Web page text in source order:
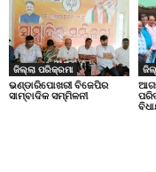
ଜିଲ୍ଲା ପରିକ୍ରମା
ଭଣ୍ଡାରିପୋଖରୀ ବିଜେପିର
ସାମ୍ବାଦିକ ସମ୍ମିଳନୀ